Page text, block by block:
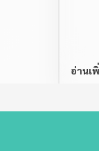
อ่านเ